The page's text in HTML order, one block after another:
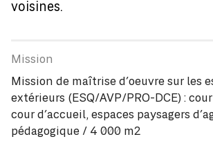
voisines.
Mission de maîtrise d’oeuvre sur les
extérieurs (ESQ/AVP/PRO-DCE) :
cour d’accueil, espaces paysagers
pédagogique / 4 000 m2